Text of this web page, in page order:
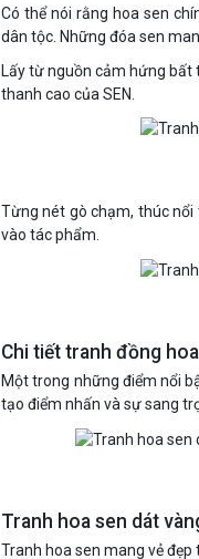
Có thể nói rằng hoa sen
dân tộc. Những đóa sen
Lấy từ nguồn cảm hứng bất
thanh cao của SEN.
Từng nét gò chạm, thúc nổi
vào tác phẩm.
Chi tiết tranh đồng
Một trong những điểm nổi
tạo điểm nhấn và sự sang
Tranh hoa sen dát
Tranh hoa sen mang vẻ